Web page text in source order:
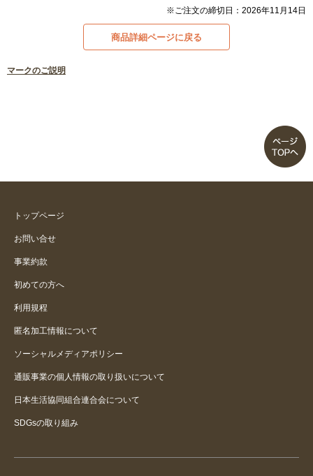
※ご注文の締切日：2026年11月14日
商品詳細ページに戻る
マークのご説明
トップページ
お問い合せ
事業約款
初めての方へ
利用規程
匿名加工情報について
ソーシャルメディアポリシー
通販事業の個人情報の取り扱いについて
日本生活協同組合連合会について
SDGsの取り組み